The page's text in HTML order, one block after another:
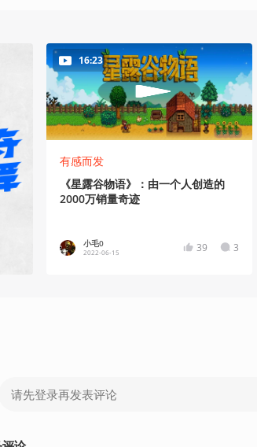
16:23
有感而发
《星露谷物语》：由一个人创造的
2000万销量奇迹
小毛0
2022-06-15 39 3